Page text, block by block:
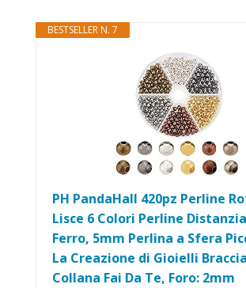
BESTSELLER N. 7
PH PandaHall 420pz Perline
Lisce 6 Colori Perline
Ferro, 5mm Perlina a Sfera
La Creazione di Gioielli
Collana Fai Da Te, Foro: 2mm